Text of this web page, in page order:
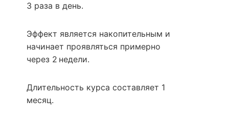
3 раза в день.
Эффект является накопительным и
начинает проявляться примерно
через 2 недели.
Длительность курса составляет 1
месяц.